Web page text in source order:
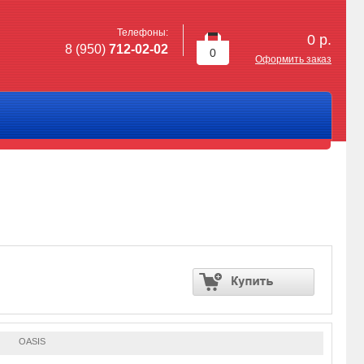
0
0 р.
Оформить заказ
Телефоны:
8 (950) 712-02-02
OASIS